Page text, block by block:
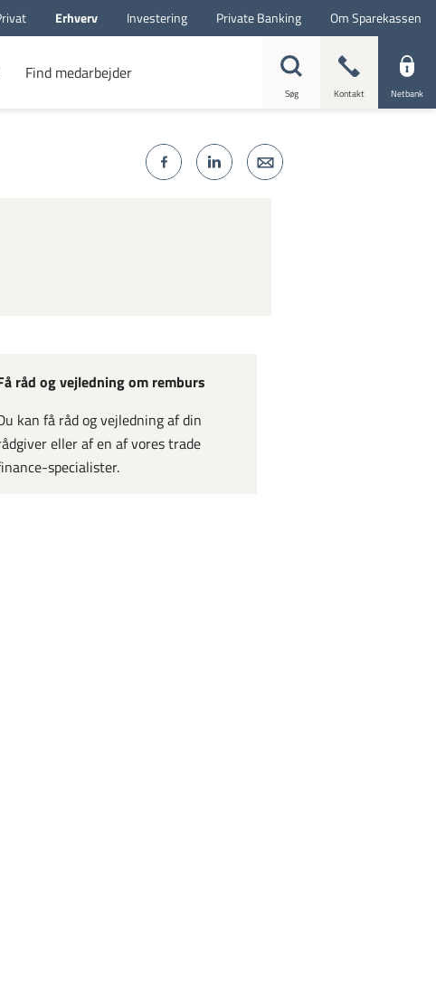
Erhverv Investering Private Banking Om Sparekassen
Find medarbejder
Søg Kontakt Netbank
råd og vejledning om remburs
kan få råd og vejledning af din
eller af en af vores trade
specialister.